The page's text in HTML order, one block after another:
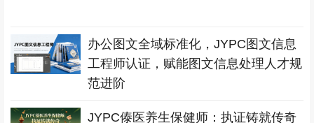
办公图文全域标准化，JYPC图文信息
工程师认证，赋能图文信息处理人才规
范进阶
JYPC傣医养生保健师：执证铸就传奇